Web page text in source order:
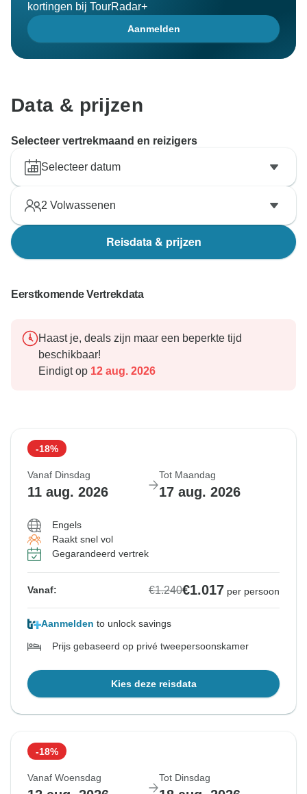
kortingen bij TourRadar+
Aanmelden
Data & prijzen
Selecteer vertrekmaand en reizigers
Selecteer datum
2 Volwassenen
Reisdata & prijzen
Eerstkomende Vertrekdata
Haast je, deals zijn maar een beperkte tijd
beschikbaar!
Eindigt op 12 aug. 2026
-18%
Vanaf Dinsdag
11 aug. 2026
Tot Maandag
17 aug. 2026
Engels
Raakt snel vol
Gegarandeerd vertrek
Vanaf: €1.240€1.017 per persoon
Aanmelden to unlock savings
Prijs gebaseerd op privé tweepersoonskamer
Kies deze reisdata
-18%
Vanaf Woensdag Tot Dinsdag